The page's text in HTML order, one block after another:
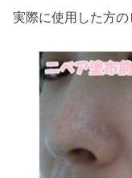
実際に使用した方の